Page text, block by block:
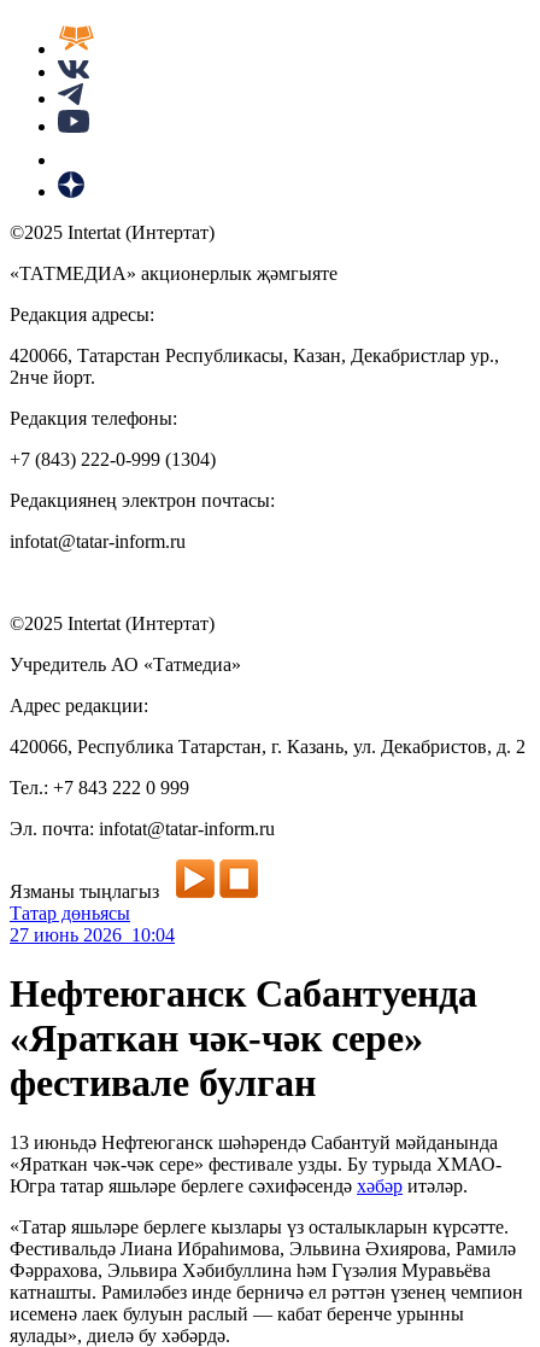
©2025 Intertat (Интертат)
«ТАТМЕДИА» акционерлык җәмгыяте
Редакция адресы:
420066, Татарстан Республикасы, Казан, Декабристлар ур.,
2нче йорт.
Редакция телефоны:
+7 (843) 222-0-999 (1304)
Редакциянең электрон почтасы:
infotat@tatar-inform.ru
©2025 Intertat (Интертат)
Учредитель АО «Татмедиа»
Адрес редакции:
420066, Республика Татарстан, г. Казань, ул. Декабристов, д. 2
Тел.: +7 843 222 0 999
Эл. почта: infotat@tatar-inform.ru
Язманы тыңлагыз
Татар дөньясы
27 июнь 2026 10:04
Нефтеюганск Сабантуенда
«Яраткан чәк-чәк сере»
фестивале булган
13 июньдә Нефтеюганск шәһәрендә Сабантуй мәйданында
«Яраткан чәк-чәк сере» фестивале узды. Бу турыда ХМАО-
Югра татар яшьләре берлеге сәхифәсендә хәбәр итәләр.
«Татар яшьләре берлеге кызлары үз осталыкларын күрсәтте.
Фестивальдә Лиана Ибраһимова, Эльвина Әхиярова, Рамилә
Фәррахова, Эльвира Хәбибуллина һәм Гүзәлия Муравьёва
катнашты. Рамиләбез инде берничә ел рәттән үзенең чемпион
исеменә лаек булуын раслый — кабат беренче урынны
яулады», диелә бу хәбәрдә.